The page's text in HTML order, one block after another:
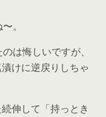
。
は悔しいですが、
けに逆戻りしちゃ
伸して「持っとき